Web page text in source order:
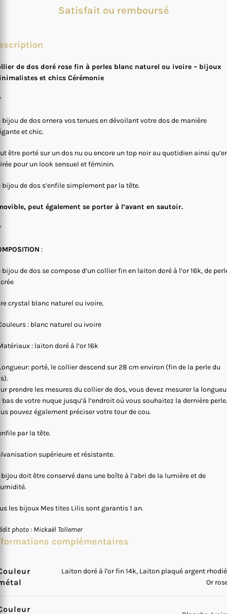
Satisfait ou remboursé
de dos doré rose fin à perles blanc naturel ou ivoire – bijoux
et chics Cérémonie
bijou de dos ornera vos tenues en dévoilant votre dos de manière
et chic.
être porté sur un dos nu ou encore un top noir au quotidien ainsi
pour un look sensuel et féminin.
bijou de dos s’enfile simplement par la tête.
peut également se porter à l’avant en sautoir.
:
bijou de dos se compose d’un collier fin en laiton doré à l’or 16k, de
crystal blanc naturel ou ivoire.
: blanc naturel ou ivoire
: laiton doré à l’or 16k
porté, le collier descend sur 28 cm environ (fin de la perle du
prendre les mesures du collier de dos, vous devez mesurer la
bas de votre nuque jusqu’à l’endroit où vous souhaitez la dernière perle.
pouvez également préciser votre tour de cou.
par la tête.
supérieure et résistante.
bijou doit être conservé dans une boîte à l’abri de la lumière et de
les bijoux Mes tites Lilis sont garantis 1 an.
photo : Mickaël Tollemer
complémentaires
Laiton doré à l'or fin 14k, Laiton plaqué argent
Or